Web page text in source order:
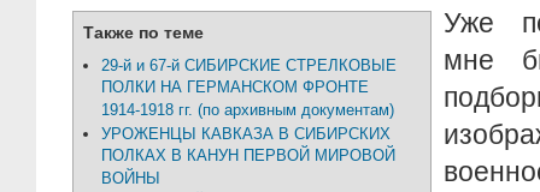
Также по теме
29-й и 67-й СИБИРСКИЕ СТРЕЛКОВЫЕ
ПОЛКИ НА ГЕРМАНСКОМ ФРОНТЕ
1914-1918 гг. (по архивным документам)
УРОЖЕНЦЫ КАВКАЗА В СИБИРСКИХ
ПОЛКАХ В КАНУН ПЕРВОЙ МИРОВОЙ
ВОЙНЫ
Уже
мне